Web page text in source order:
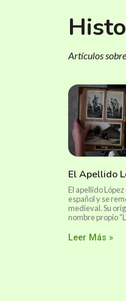
Artículos
El Apellido
El apellido
español y se
medieval. Su
nombre propio
Leer Más »